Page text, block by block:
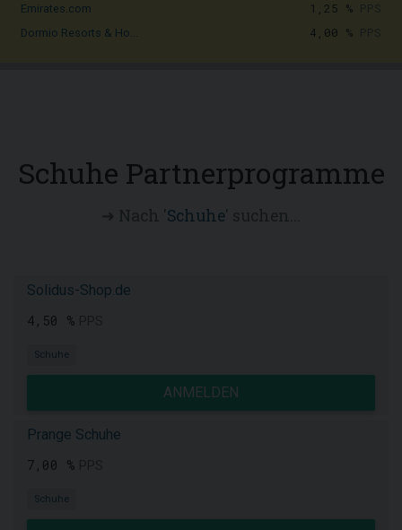
Emirates.com 1,25 %
Dormio Resorts & Ho... 4,00 %
Schuhe Partnerprogramme
Schuhe
Solidus-Shop.de
4,50 %
Schuhe
ANMELDEN
Prange Schuhe
7,00 %
Schuhe